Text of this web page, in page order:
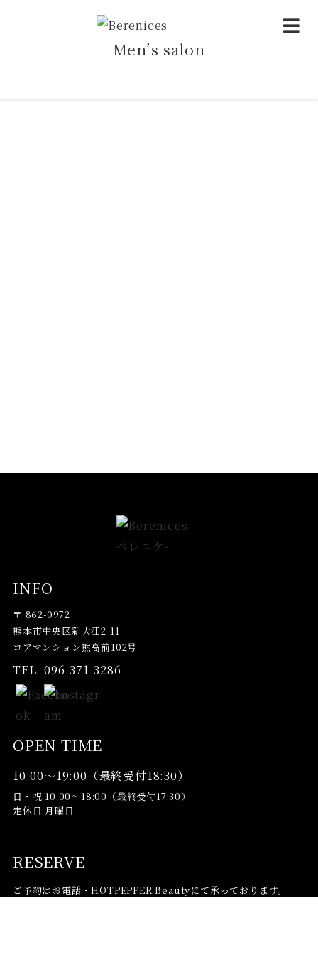
Men’s salon
INFO
〒 862-0972
熊本市中央区新大江2-11
コアマンション熊高前102号
TEL. 096-371-3286
OPEN TIME
10:00〜19:00（最終受付18:30）
日・祝 10:00〜18:00（最終受付17:30）
定休日 月曜日
RESERVE
ご予約はお電話・HOTPEPPER Beautyにて承っております。